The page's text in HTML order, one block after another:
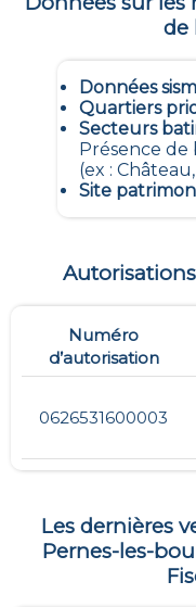
de
Données
Quartiers
Secteurs
Présence de
(ex :
Site
Numéro
d’autorisation
0626531600003
Les dernières
Pernes-les-